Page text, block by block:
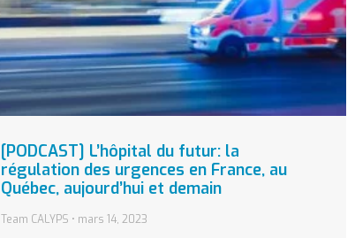
[PODCAST] L’hôpital du futur: la
régulation des urgences en France, au
Québec, aujourd’hui et demain
Team CALYPS mars 14, 2023